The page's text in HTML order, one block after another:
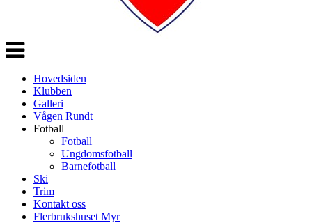
Veksle
navigasjon
Hovedsiden
Klubben
Galleri
Vågen Rundt
Fotball
Fotball
Ungdomsfotball
Barnefotball
Ski
Trim
Kontakt oss
Flerbrukshuset Myr